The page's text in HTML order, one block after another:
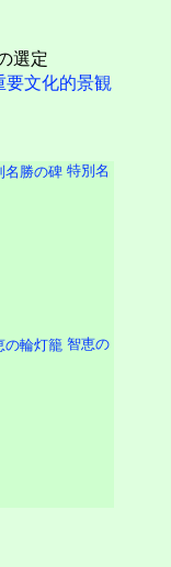
選定
要文化的景観
特別名
智恵の